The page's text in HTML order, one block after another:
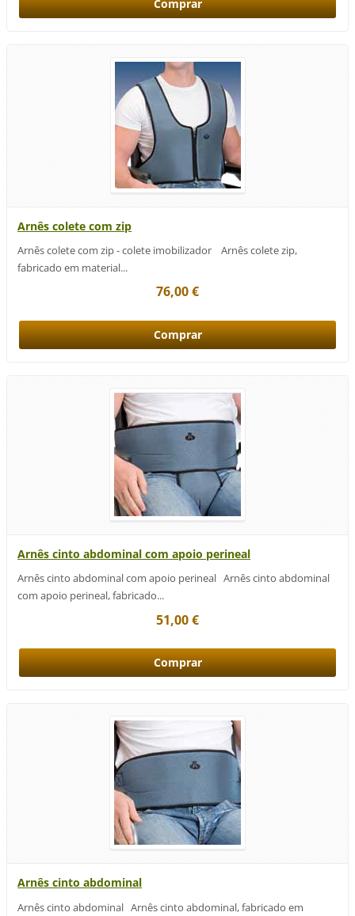
Arnês colete com zip
Arnês colete com zip - colete imobilizador Arnês colete zip,
fabricado em material...
76,00 €
Arnês cinto abdominal com apoio perineal
Arnês cinto abdominal com apoio perineal Arnês cinto abdominal
com apoio perineal, fabricado...
51,00 €
Arnês cinto abdominal
Arnês cinto abdominal Arnês cinto abdominal, fabricado em